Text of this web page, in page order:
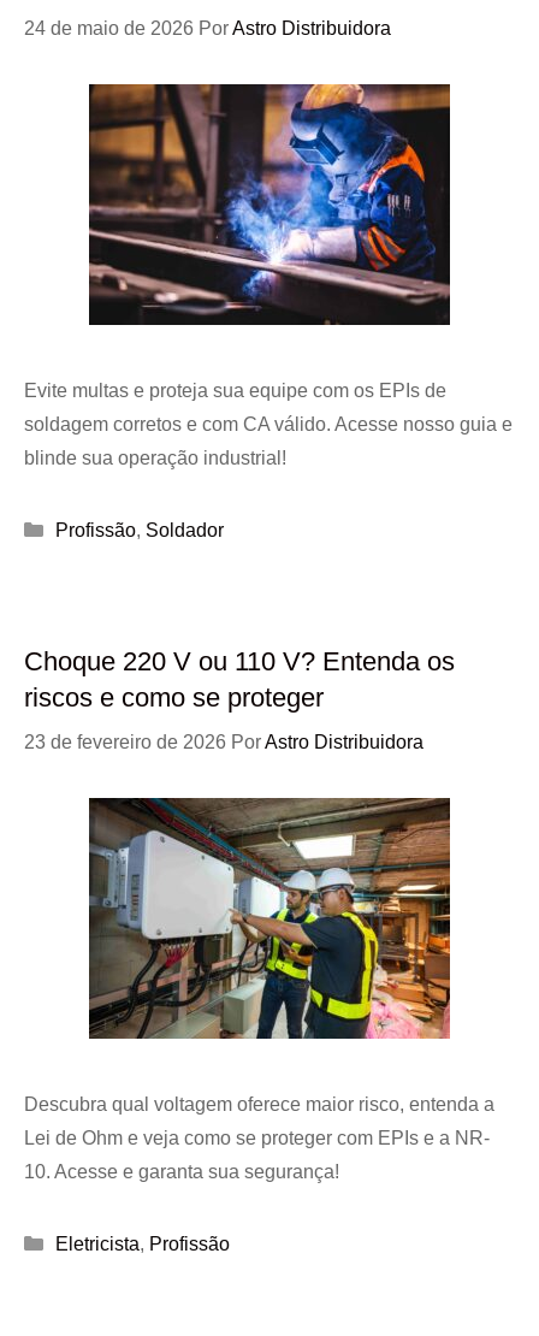
24 de maio de 2026 PorAstro Distribuidora
Evite multas e proteja sua equipe com os EPIs de
soldagem corretos e com CA válido. Acesse nosso guia e
blinde sua operação industrial!
Categorias
Profissão, Soldador
Choque 220 V ou 110 V? Entenda os
riscos e como se proteger
23 de fevereiro de 2026 PorAstro Distribuidora
Descubra qual voltagem oferece maior risco, entenda a
Lei de Ohm e veja como se proteger com EPIs e a NR-
10. Acesse e garanta sua segurança!
Categorias
Eletricista, Profissão